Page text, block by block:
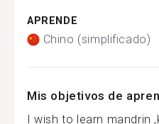
APRENDE
Chino (simplificado)
Mis objetivos de
I wish to learn mandrin